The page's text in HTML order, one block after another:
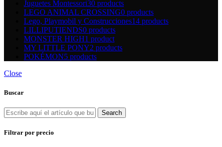
Juguetes Montessori30 products
LEGO ANIMAL CROSSING0 products
Lego, Playmobil y Construcciones14 products
LILLIPUTIENDS0 products
MONSTER HIGH1 product
MY LITTLE PONY2 products
POKÉMON5 products
Close
Buscar
Search
Filtrar por precio